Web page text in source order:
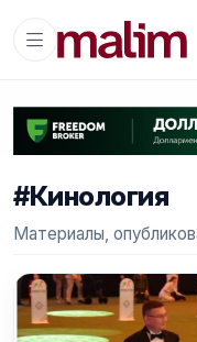
#Кинология
Материалы,